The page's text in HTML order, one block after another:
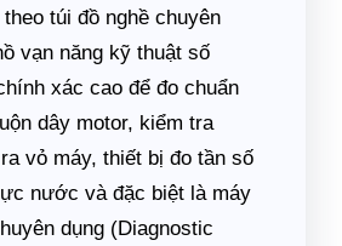
túi đồ nghề chuyên
vạn năng kỹ thuật số
xác cao để đo chuẩn
dây motor, kiểm tra
vỏ máy, thiết bị đo tần số
nước và đặc biệt là máy
dụng (Diagnostic